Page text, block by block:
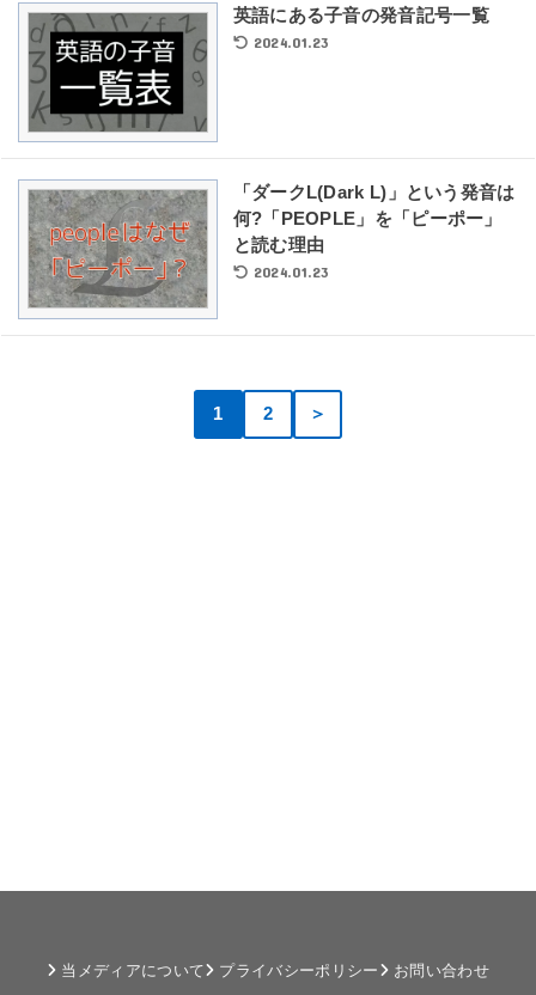
英語にある子音の発音記号一覧
2024.01.23
「ダークL(Dark L)」という発音は
何?「PEOPLE」を「ピーポー」
と読む理由
2024.01.23
1 2 ＞
当メディアについて プライバシーポリシー お問い合わせ